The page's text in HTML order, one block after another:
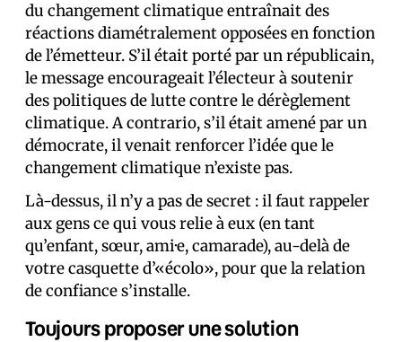
du changement climatique entraînait des
réactions diamétralement opposées en fonction
de l’émetteur. S’il était porté par un républicain,
le message encourageait l’électeur à soutenir
des politiques de lutte contre le dérèglement
climatique. A contrario, s’il était amené par un
démocrate, il venait renforcer l’idée que le
changement climatique n’existe pas.
Là-dessus, il n’y a pas de secret : il faut rappeler
aux gens ce qui vous relie à eux (en tant
qu’enfant, sœur, ami·e, camarade), au-delà de
votre casquette d’«écolo», pour que la relation
de confiance s’installe.
Toujours proposer une solution